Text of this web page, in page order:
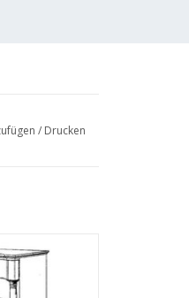
/ Drucken